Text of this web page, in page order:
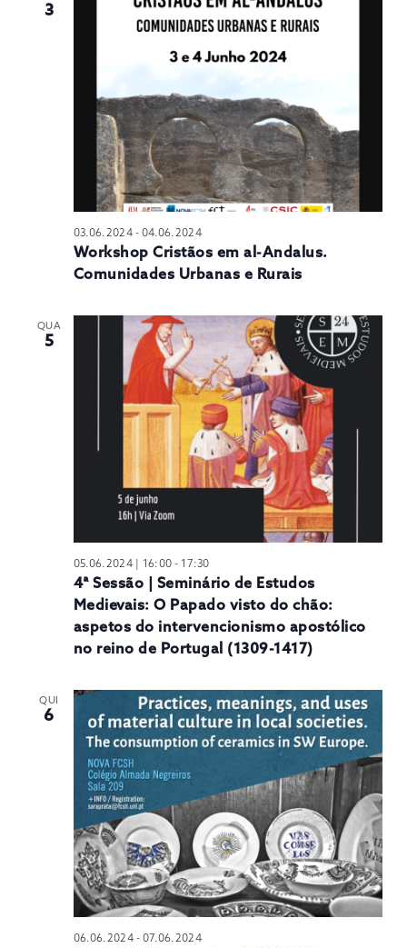
3
03.06.2024- 04.06.2024
Workshop Cristãos em al-Andalus.
Comunidades Urbanas e Rurais
QUA
5
05.06.2024 | 16:00 - 17:30
4ª Sessão | Seminário de Estudos
Medievais: O Papado visto do chão:
aspetos do intervencionismo apostólico
no reino de Portugal (1309-1417)
QUI
6
06.06.2024- 07.06.2024